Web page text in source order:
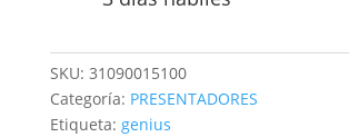
SKU: 31090015100
Categoría: PRESENTADORES
Etiqueta: genius